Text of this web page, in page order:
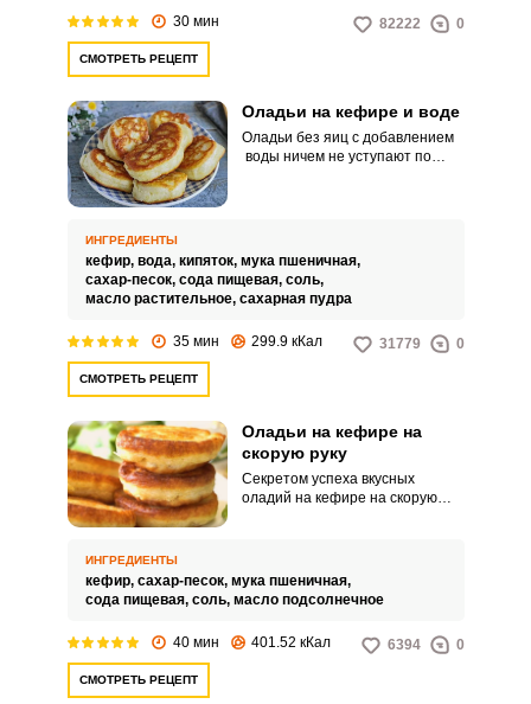
30 мин 82222 0
СМОТРЕТЬ РЕЦЕПТ
Оладьи на кефире и воде
Оладьи без яиц с добавлением
воды ничем не уступают по
ингредиентов.
ИНГРЕДИЕНТЫ
кефир, вода, кипяток, мука пшеничная,
сахар-песок, сода пищевая, соль,
масло растительное, сахарная пудра
35 мин 299.9 кКал 31779 0
СМОТРЕТЬ РЕЦЕПТ
Оладьи на кефире на
скорую руку
Секретом успеха вкусных
оладий на кефире на скорую
теста получатся плоские блины,
а из очень густого просто не
пропекутся внутри.
ИНГРЕДИЕНТЫ
кефир, сахар-песок, мука пшеничная,
сода пищевая, соль, масло подсолнечное
40 мин 401.52 кКал 6394 0
СМОТРЕТЬ РЕЦЕПТ